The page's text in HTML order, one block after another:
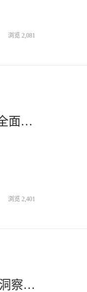
浏览 2,081
更高效！「炼丹炉」监控中心&商品库全新升级，全面打开分析视角-杭州知衣科技
浏览 2,401
突破行业限制，趋势探索更自由！炼丹炉两大全新洞察模块重磅上线-杭州知衣科技